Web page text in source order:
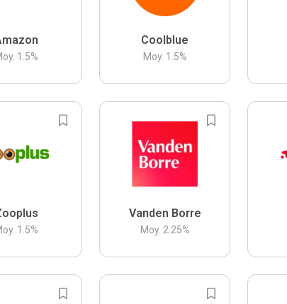
1.5%
Coolblue
Moy. 1.5%
1.5%
Vanden Borre
Moy. 2.25%